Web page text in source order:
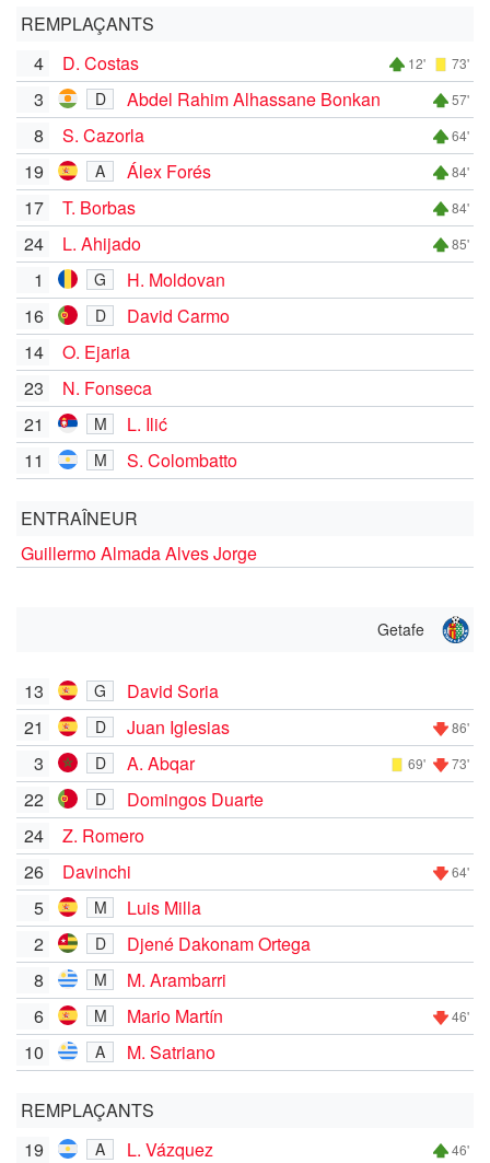
REMPLAÇANTS
4
D. Costas 12' 73'
3 D Abdel Rahim Alhassane Bonkan 57'
8 S. Cazorla 64'
19 A Álex Forés 84'
17 T. Borbas 84'
24 L. Ahijado 85'
1 G
H. Moldovan
16
D
David Carmo
14
O. Ejaria
23
N. Fonseca
21
M
L. Ilić
11
M S. Colombatto
ENTRAÎNEUR
Guillermo Almada Alves Jorge
Getafe
13 G
David Soria
21
D Juan Iglesias 86'
3 D A. Abqar 69' 73'
22 D
Domingos Duarte
24
Z. Romero
26
Davinchi 64'
5 M
Luis Milla
2
D
Djené Dakonam Ortega
8
M
M. Arambarri
6
M Mario Martín 46'
10 A M. Satriano
REMPLAÇANTS
19
A L. Vázquez 46'